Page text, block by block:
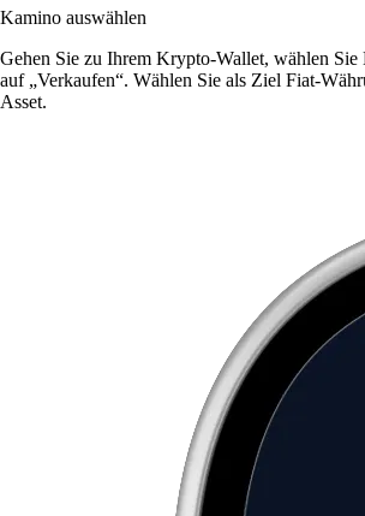
Kamino auswählen
Gehen Sie zu Ihrem Krypto-Wallet, wählen
auf „Verkaufen“. Wählen Sie als Ziel Fiat-
Asset.